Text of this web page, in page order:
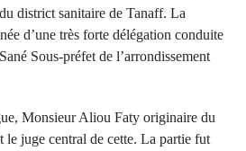
district sanitaire de Tanaff. La
d’une très forte délégation conduite
Sous-préfet de l’arrondissement
Monsieur Aliou Faty originaire du
juge central de cette. La partie fut